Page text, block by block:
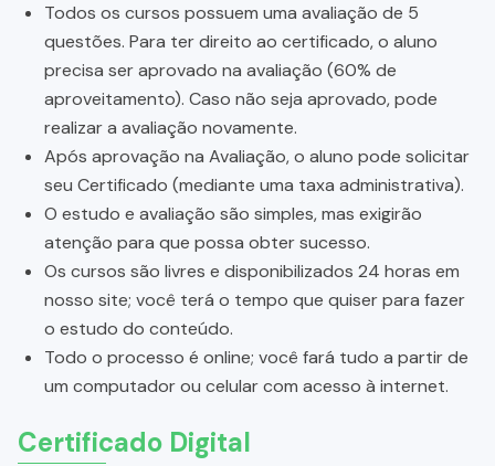
Todos os cursos possuem uma avaliação de 5
questões. Para ter direito ao certificado, o aluno
precisa ser aprovado na avaliação (60% de
aproveitamento). Caso não seja aprovado, pode
realizar a avaliação novamente.
Após aprovação na Avaliação, o aluno pode solicitar
seu Certificado (mediante uma taxa administrativa).
O estudo e avaliação são simples, mas exigirão
atenção para que possa obter sucesso.
Os cursos são livres e disponibilizados 24 horas em
nosso site; você terá o tempo que quiser para fazer
o estudo do conteúdo.
Todo o processo é online; você fará tudo a partir de
um computador ou celular com acesso à internet.
Certificado Digital